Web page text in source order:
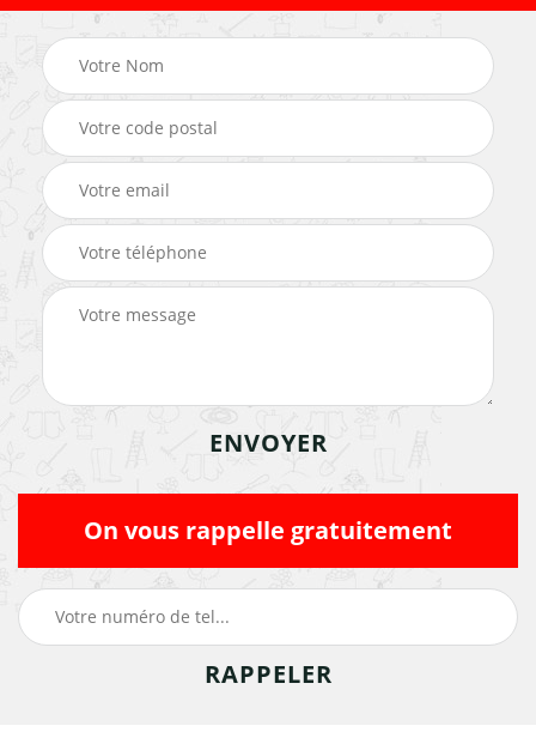
On vous rappelle gratuitement